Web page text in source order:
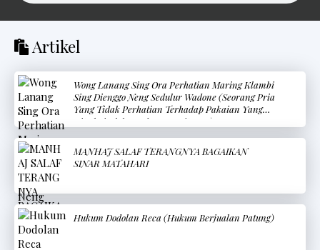
Artikel
Wong Lanang Sing Ora Perhatian Maring Klambi
Sing Dienggo Neng Sedulur Wadone (Seorang Pria
Yang Tidak Perhatian Terhadap Pakaian Yang
Dipakai Oleh Saudara Wanitanya)
MANHAJ SALAF TERANGNYA BAGAIKAN
SINAR MATAHARI
Hukum Dodolan Reca (Hukum Berjualan Patung)